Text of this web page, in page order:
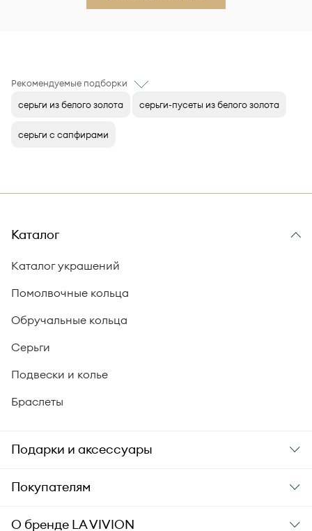
Рекомендуемые подборки
серьги из белого золота
серьги-пусеты из белого золота
серьги с сапфирами
Каталог
Каталог украшений
Помолвочные кольца
Обручальные кольца
Серьги
Подвески и колье
Браслеты
Подарки и аксессуары
Подарки
Покупателям
Заказ и оплата
О бренде LA VIVION